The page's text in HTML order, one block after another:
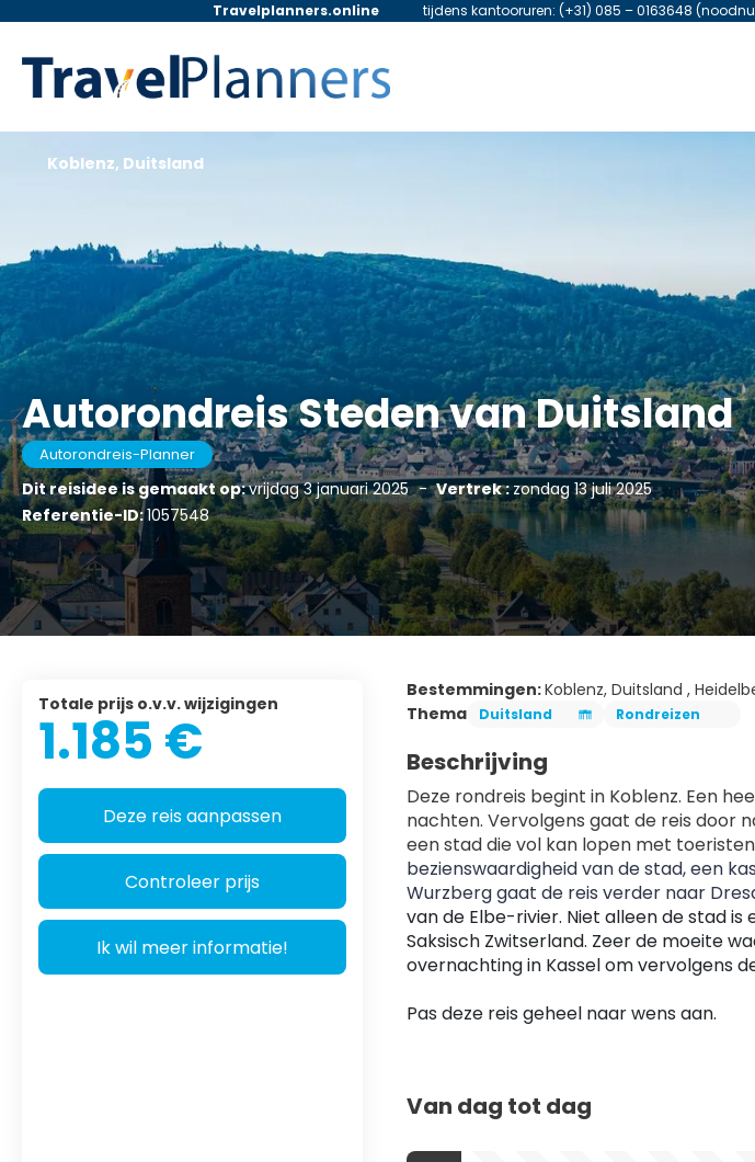
Travelplanners.online tijdens kantooruren: (+31) 085 – 0163648
Autorondreis Steden van Duitsland
Autorondreis-Planner
Dit reisidee is gemaakt op:vrijdag 3 januari 2025 - Vertrek :zondag 13 juli 2025
Referentie-ID:1057548
Koblenz, Duitsland
Bestemmingen:Koblenz, Duitsland ,
Thema
Duitsland Rondreizen
Beschrijving
Deze rondreis begint in Koblenz. Een
nachten. Vervolgens gaat de reis door
een stad die vol kan lopen met
bezienswaardigheid van de stad, een
Wurzberg gaat de reis verder naar
Saksisch Zwitserland. Zeer de moeite
overnachting in Kassel om vervolgens
Pas deze reis geheel naar wens aan.
Van dag tot dag
Totale prijs o.v.v. wijzigingen
1.185 €
Deze reis aanpassen
Controleer prijs
Ik wil meer informatie!